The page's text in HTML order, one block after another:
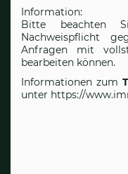
Information:
Bitte beachten
Nachweispflicht
Anfragen mit
bearbeiten können.
Informationen zum
unter https://